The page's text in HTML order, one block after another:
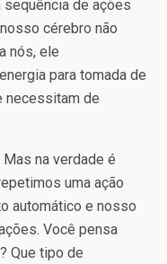
sequência de ações
cérebro não
nós, ele
para tomada de
necessitam de
na verdade é
uma ação
automático e nosso
Você pensa
Que tipo de